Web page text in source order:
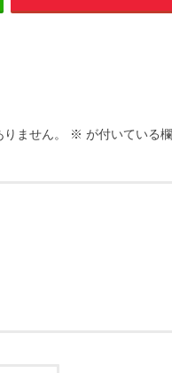
ません。 ※ が付いている